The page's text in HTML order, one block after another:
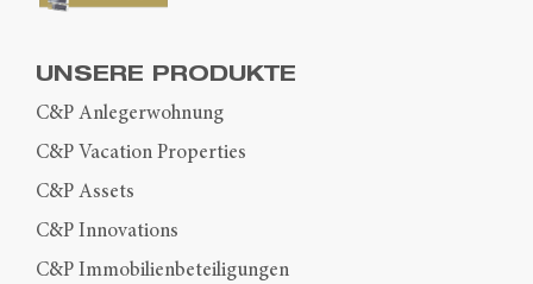
UNSERE PRODUKTE
C&P Anlegerwohnung
C&P Vacation Properties
C&P Assets
C&P Innovations
C&P Immobilienbeteiligungen